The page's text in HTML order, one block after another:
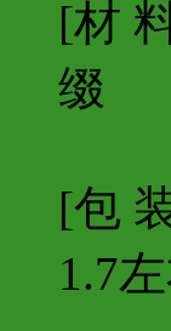
[材
缀
[包
1.7